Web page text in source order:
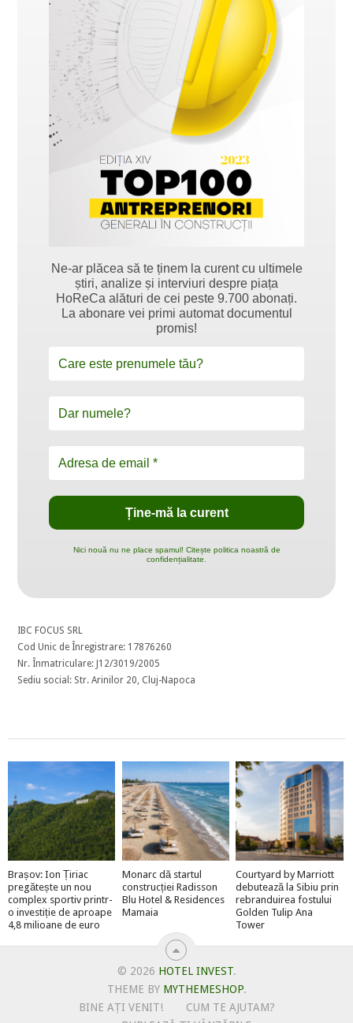
Ne-ar plăcea să te ținem la curent cu ultimele
știri, analize și interviuri despre piața
HoReCa alături de cei peste 9.700 abonați.
La abonare vei primi automat documentul
promis!
Nici nouă nu ne place spamul! Citește politica noastră de
confidențialitate.
IBC FOCUS SRL
Cod Unic de Înregistrare: 17876260
Nr. Înmatriculare: J12/3019/2005
Sediu social: Str. Arinilor 20, Cluj-Napoca
Brașov: Ion Țiriac
pregătește un nou
complex sportiv printr-
o investiție de aproape
4,8 milioane de euro
Monarc dă startul
construcției Radisson
Blu Hotel & Residences
Mamaia
Courtyard by Marriott
debutează la Sibiu prin
rebranduirea fostului
Golden Tulip Ana
Tower
© 2026 HOTEL INVEST.
THEME BY MYTHEMESHOP.
BINE AȚI VENIT!
CUM TE AJUTAM?